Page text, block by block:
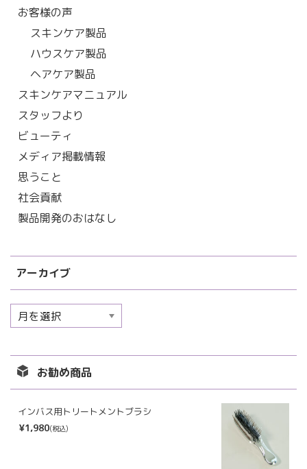
お客様の声
スキンケア製品
ハウスケア製品
ヘアケア製品
スキンケアマニュアル
スタッフより
ビューティ
メディア掲載情報
思うこと
社会貢献
製品開発のおはなし
アーカイブ
ア
ー
イ
ブ
お勧め商品
インバス用トリートメントブラシ
¥1,980(税込)